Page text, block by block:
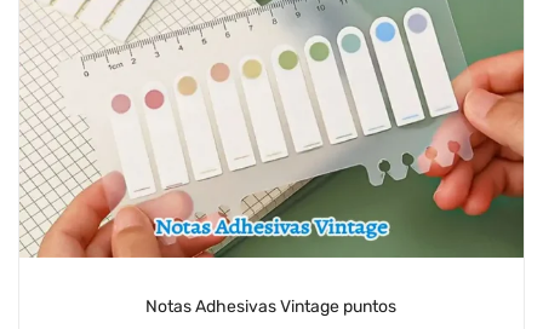
Notas Adhesivas Vintage puntos